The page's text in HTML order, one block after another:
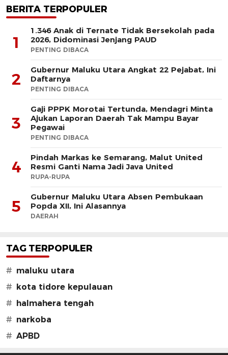
BERITA TERPOPULER
1
1.346 Anak di Ternate Tidak Bersekolah pada
2026, Didominasi Jenjang PAUD
PENTING DIBACA
2
Gubernur Maluku Utara Angkat 22 Pejabat, Ini
Daftarnya
PENTING DIBACA
3
Gaji PPPK Morotai Tertunda, Mendagri Minta
Ajukan Laporan Daerah Tak Mampu Bayar
Pegawai
PENTING DIBACA
4
Pindah Markas ke Semarang, Malut United
Resmi Ganti Nama Jadi Java United
RUPA-RUPA
5
Gubernur Maluku Utara Absen Pembukaan
Popda XII, Ini Alasannya
DAERAH
TAG TERPOPULER
# maluku utara
# kota tidore kepulauan
# halmahera tengah
# narkoba
# APBD